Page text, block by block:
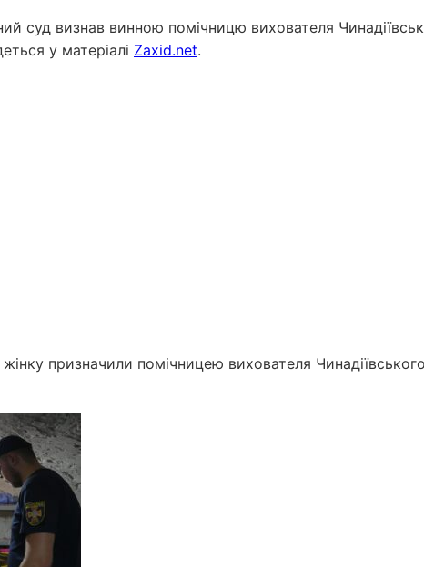
суд визнав винною помічницю вихователя
у матеріалі Zaxid.net.
призначили помічницею вихователя